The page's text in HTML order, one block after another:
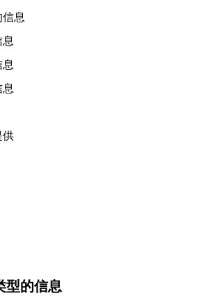
息
供
型的信息